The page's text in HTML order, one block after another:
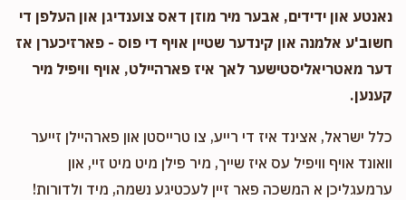
נאנטע און ידידים, אבער מיר מוזן דאס צוענדיגן און העלפן די
חשוב'ע אלמנה און קינדער שטיין אויף די פוס - פארזיכערן אז
דער מאטריאליסטישער לאך איז פארהיילט, אויף וויפיל מיר
קענען.
כלל ישראל, אצינד איז די רייע, צו טרייסטן און פארהיילן זייער
וואונד אויף וויפיל עס איז שייך, מיר פילן מיט מיט זיי, און
ערמעגליכן א המשכה פאר זיין לעכטיגע נשמה, מיד ולדורות!